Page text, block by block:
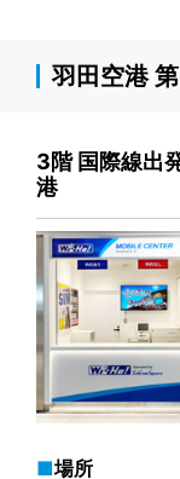
羽田空港
3階 国際線出
港
場所